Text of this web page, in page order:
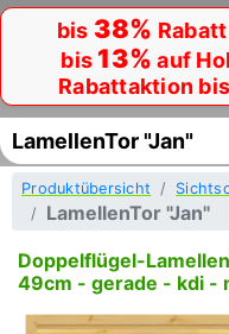
bis 38%
bis 13% auf
Rabattaktion
LamellenTor "Jan"
Produktübersicht
LamellenTor "Jan"
Doppelflügel-
49cm - gerade - kdi -